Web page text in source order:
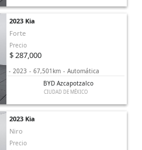
2023 Kia
Forte
Precio
$ 287,000
- 2023 - 67,501km - Automática
BYD Azcapotzalco
CIUDAD DE MÉXICO
2023 Kia
Niro
Precio